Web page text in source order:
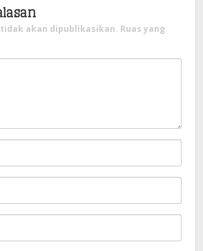
akan dipublikasikan. Ruas yang